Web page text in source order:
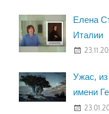
Елена
Италии
Ужас,
имени